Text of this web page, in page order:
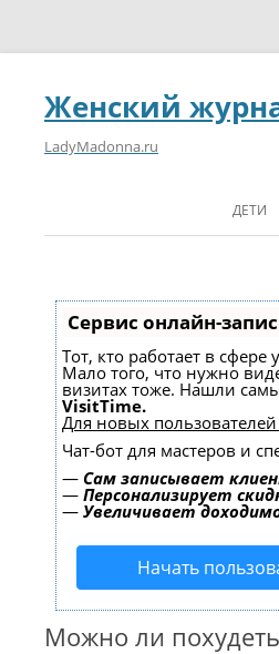
Женский
LadyMadonna.ru
ДЕТИ
Сервис онлайн-
Тот, кто работает в
Мало того, что нужно
визитах тоже. Нашли
VisitTime.
Для новых пользователей
Чат-бот для мастеров и
— Сам записывает
— Персонализирует
— Увеличивает
Начать
Можно ли